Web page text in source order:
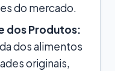
do mercado.
dos Produtos:
dos alimentos
originais,